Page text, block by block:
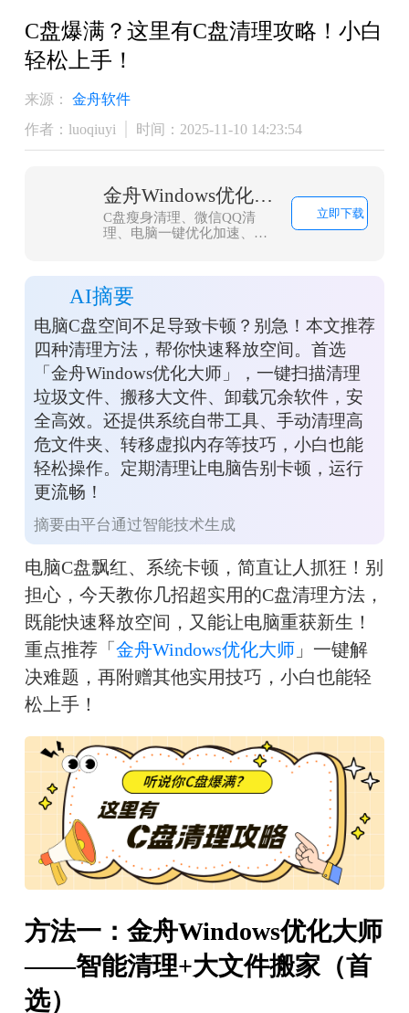
C盘爆满？这里有C盘清理攻略！小白
轻松上手！
来源：
金舟软件
作者：luoqiuyi
时间：2025-11-10 14:23:54
金舟Windows优化大师
C盘瘦身清理、微信QQ清
理、电脑一键优化加速、浏
优化工具，轻松解决C盘爆
红问题
立即下载
AI摘要
电脑C盘空间不足导致卡顿？别急！本文推荐
四种清理方法，帮你快速释放空间。首选
「金舟Windows优化大师」，一键扫描清理
垃圾文件、搬移大文件、卸载冗余软件，安
全高效。还提供系统自带工具、手动清理高
危文件夹、转移虚拟内存等技巧，小白也能
轻松操作。定期清理让电脑告别卡顿，运行
更流畅！
摘要由平台通过智能技术生成
电脑C盘飘红、系统卡顿，简直让人抓狂！别
担心，今天教你几招超实用的C盘清理方法，
既能快速释放空间，又能让电脑重获新生！
重点推荐「 金舟Windows优化大师」一键解
决难题，再附赠其他实用技巧，小白也能轻
松上手！
方法一：金舟Windows优化大师
——智能清理+大文件搬家（首
选）